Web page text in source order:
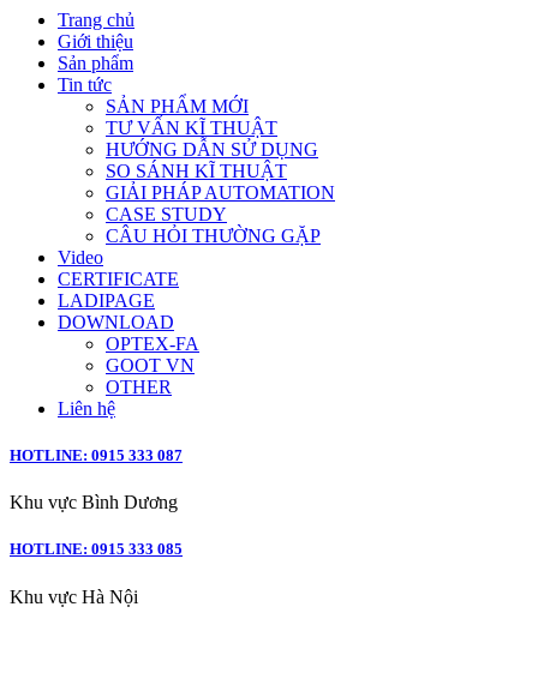
Trang chủ
Giới thiệu
Sản phẩm
Tin tức
SẢN PHẨM MỚI
TƯ VẤN KĨ THUẬT
HƯỚNG DẪN SỬ DỤNG
SO SÁNH KĨ THUẬT
GIẢI PHÁP AUTOMATION
CASE STUDY
CÂU HỎI THƯỜNG GẶP
Video
CERTIFICATE
LADIPAGE
DOWNLOAD
OPTEX-FA
GOOT VN
OTHER
Liên hệ
HOTLINE: 0915 333 087
Khu vực Bình Dương
HOTLINE: 0915 333 085
Khu vực Hà Nội